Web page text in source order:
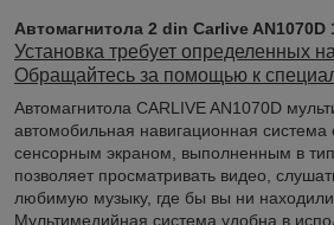
Автомагнитола 2 din Carlive AN1070D
Установка требует определенных
Обращайтесь за помощью к
Автомагнитола CARLIVE AN1070D
автомобильная навигационная
сенсорным экраном, выполненным в
позволяет просматривать видео,
любимую музыку, где бы вы ни
Мультимедийная система удобна в